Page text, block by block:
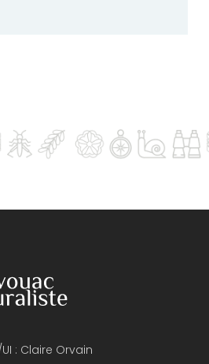
: Claire Orvain